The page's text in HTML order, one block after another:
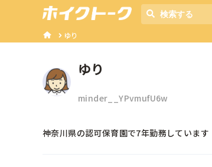
ゆり
ゆり
minder__YPvmufU6w
神奈川県の認可保育園で7年勤務していま